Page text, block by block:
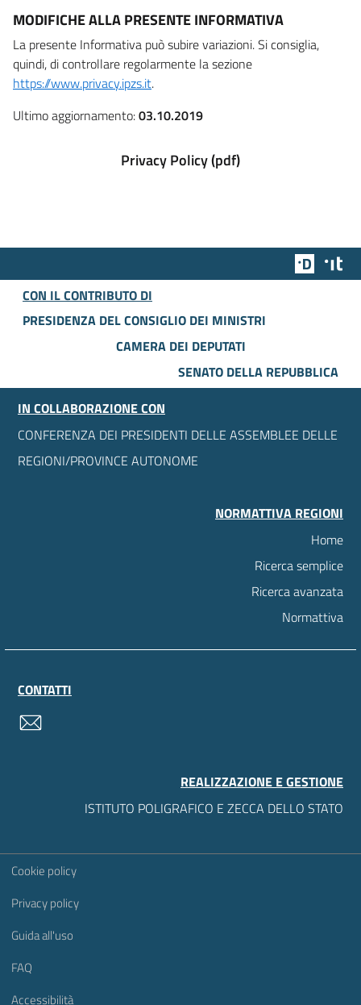
MODIFICHE ALLA PRESENTE INFORMATIVA
La presente Informativa può subire variazioni. Si consiglia,
quindi, di controllare regolarmente la sezione
https://www.privacy.ipzs.it.
Ultimo aggiornamento:03.10.2019
Privacy Policy (pdf)
Team
CON IL CONTRIBUTO DI
PRESIDENZA DEL CONSIGLIO DEI MINISTRI
CAMERA DEI DEPUTATI
SENATO DELLA REPUBBLICA
IN COLLABORAZIONE CON
CONFERENZA DEI PRESIDENTI DELLE ASSEMBLEE DELLE
REGIONI/PROVINCE AUTONOME
NORMATTIVA REGIONI
Home
Ricerca semplice
Ricerca avanzata
Normattiva
CONTATTI
REALIZZAZIONE E GESTIONE
ISTITUTO POLIGRAFICO E ZECCA DELLO STATO
Sezione Link Utili
Cookie policy
Privacy policy
Guida all'uso
FAQ
Accessibilità